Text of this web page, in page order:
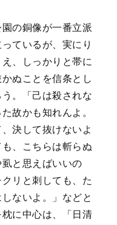
の銅像が一番立派
ているが、実にり
、しっかりと帯に
ぬことを信条とし
。「己は殺されな
故かも知れんよ。
決して抜けないよ
、こちらは斬らぬ
と思えばいいの
リと刺しても、た
ないよ。」などと
枕に中心は、「日清